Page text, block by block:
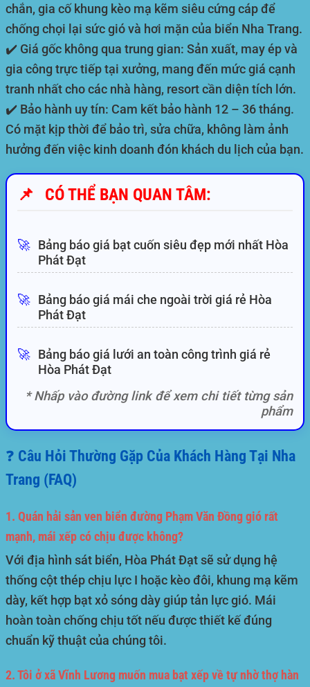
chắn, gia cố khung kèo mạ kẽm siêu cứng cáp để
chống chọi lại sức gió và hơi mặn của biển Nha Trang.
✔️ Giá gốc không qua trung gian: Sản xuất, may ép và
gia công trực tiếp tại xưởng, mang đến mức giá cạnh
tranh nhất cho các nhà hàng, resort cần diện tích lớn.
✔️ Bảo hành uy tín: Cam kết bảo hành 12 – 36 tháng.
Có mặt kịp thời để bảo trì, sửa chữa, không làm ảnh
hưởng đến việc kinh doanh đón khách du lịch của bạn.
📌 CÓ THỂ BẠN QUAN TÂM:
🚀
Bảng báo giá bạt cuốn siêu đẹp mới nhất Hòa
Phát Đạt
🚀
Bảng báo giá mái che ngoài trời giá rẻ Hòa
Phát Đạt
🚀
Bảng báo giá lưới an toàn công trình giá rẻ
Hòa Phát Đạt
* Nhấp vào đường link để xem chi tiết từng sản
phẩm
❓ Câu Hỏi Thường Gặp Của Khách Hàng Tại Nha
Trang (FAQ)
1. Quán hải sản ven biển đường Phạm Văn Đồng gió rất
mạnh, mái xếp có chịu được không?
Với địa hình sát biển, Hòa Phát Đạt sẽ sử dụng hệ
thống cột thép chịu lực I hoặc kèo đôi, khung mạ kẽm
dày, kết hợp bạt xỏ sóng dày giúp tản lực gió. Mái
hoàn toàn chống chịu tốt nếu được thiết kế đúng
chuẩn kỹ thuật của chúng tôi.
2. Tôi ở xã Vĩnh Lương muốn mua bạt xếp về tự nhờ thợ hàn